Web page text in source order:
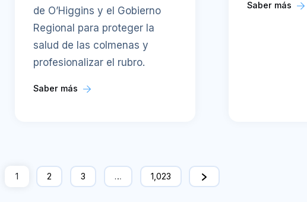
de O’Higgins y el Gobierno
Regional para proteger la
salud de las colmenas y
profesionalizar el rubro.
Saber más
Saber más
1 2 3 … 1,023